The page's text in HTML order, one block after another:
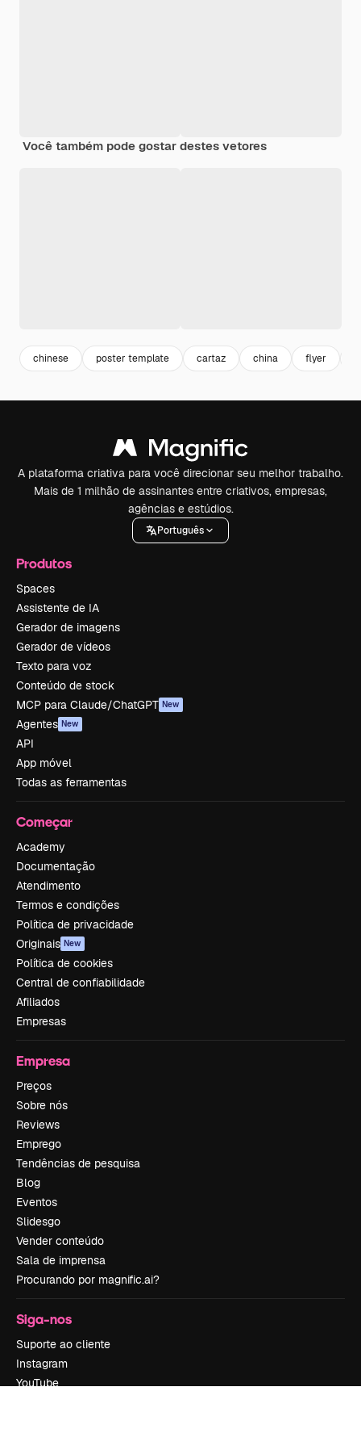
Você também pode gostar destes vetores
chinese poster template cartaz china flyer
A plataforma criativa para você direcionar seu melhor trabalho.
Mais de 1 milhão de assinantes entre criativos, empresas,
agências e estúdios.
Português
Produtos
Spaces
Assistente de IA
Gerador de imagens
Gerador de vídeos
Texto para voz
Conteúdo de stock
MCP para Claude/ChatGPT New
Agentes New
API
App móvel
Todas as ferramentas
Começar
Academy
Documentação
Atendimento
Termos e condições
Política de privacidade
Originais New
Política de cookies
Central de confiabilidade
Afiliados
Empresas
Empresa
Preços
Sobre nós
Reviews
Emprego
Tendências de pesquisa
Blog
Eventos
Slidesgo
Vender conteúdo
Sala de imprensa
Procurando por magnific.ai?
Siga-nos
Suporte ao cliente
Instagram
YouTube